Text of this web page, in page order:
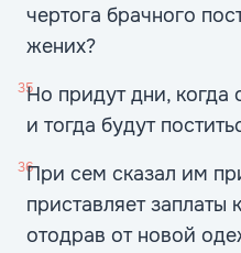
чертога брачного
жених?
35Но придут дни, когда
и тогда будут
36При сем сказал им
приставляет заплаты
отодрав от новой